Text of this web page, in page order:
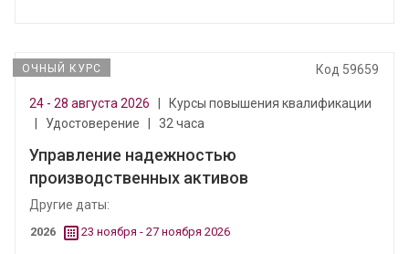
ОЧНЫЙ КУРС Код 59659
24 - 28 августа 2026
Курсы повышения квалификации
Удостоверение 32 часа
Управление надежностью
производственных активов
Другие даты:
2026 23 ноября - 27 ноября 2026